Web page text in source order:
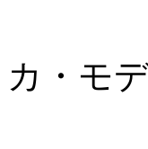
1 二
カ・モ
2 国